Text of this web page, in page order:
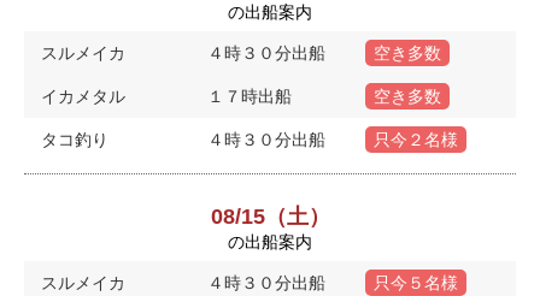
の出船案内
スルメイカ ４時３０分出船 空き多数
イカメタル １７時出船 空き多数
タコ釣り ４時３０分出船 只今２名様
08/15（土）
の出船案内
スルメイカ ４時３０分出船 只今５名様